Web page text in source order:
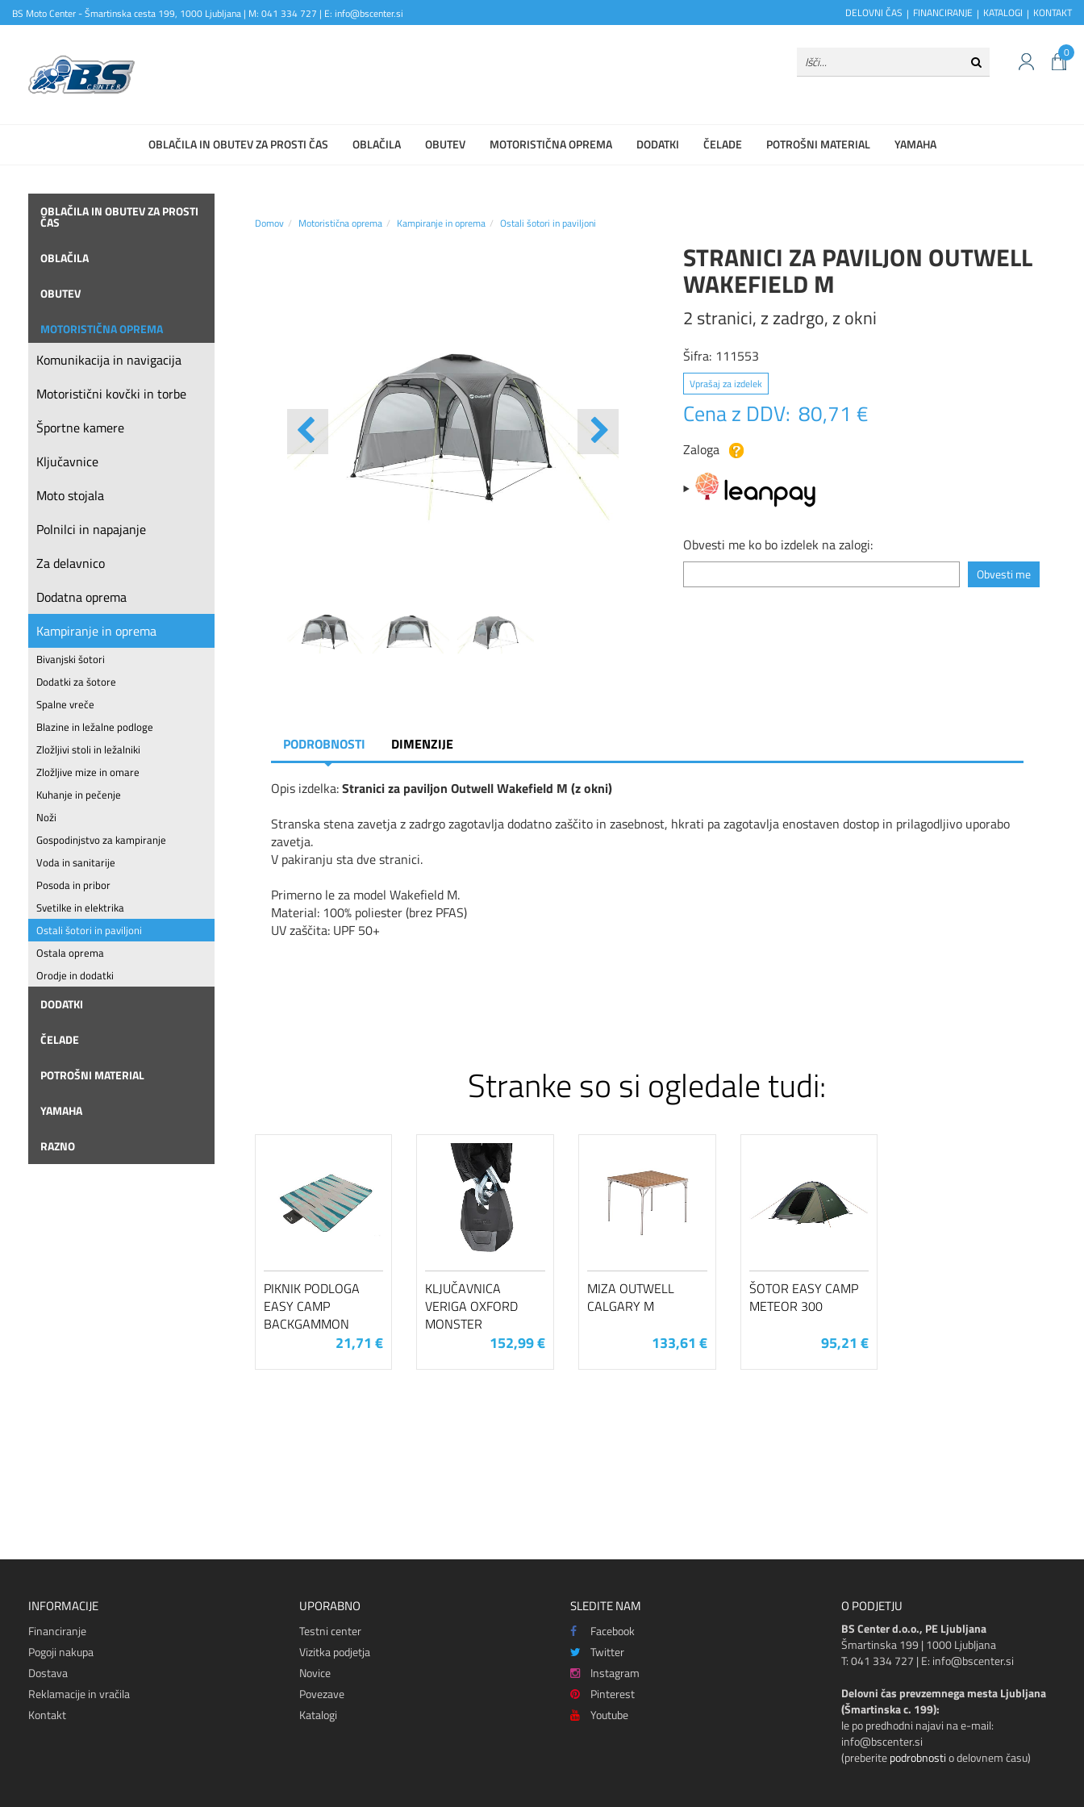
BS Moto Center - Šmartinska cesta 199, 1000 Ljubljana | M: 041 334 727 | E: info@bscenter.si DELOVNI ČAS FINANCIRANJE KATALOGI KONTAKT
0
OBLAČILA IN OBUTEV ZA PROSTI ČAS OBLAČILA OBUTEV MOTORISTIČNA OPREMA DODATKI ČELADE POTROŠNI MATERIAL YAMAHA
OBLAČILA IN OBUTEV ZA PROSTI
ČAS
OBLAČILA
OBUTEV
MOTORISTIČNA OPREMA
Komunikacija in navigacija
Motoristični kovčki in torbe
Športne kamere
Ključavnice
Moto stojala
Polnilci in napajanje
Za delavnico
Dodatna oprema
Kampiranje in oprema
Bivanjski šotori
Dodatki za šotore
Spalne vreče
Blazine in ležalne podloge
Zložljivi stoli in ležalniki
Zložljive mize in omare
Kuhanje in pečenje
Noži
Gospodinjstvo za kampiranje
Voda in sanitarije
Posoda in pribor
Svetilke in elektrika
Ostali šotori in paviljoni
Ostala oprema
Orodje in dodatki
DODATKI
ČELADE
POTROŠNI MATERIAL
YAMAHA
RAZNO
Domov Motoristična oprema Kampiranje in oprema Ostali šotori in paviljoni
STRANICI ZA PAVILJON OUTWELL
WAKEFIELD M
2 stranici, z zadrgo, z okni
Šifra: 111553
Vprašaj za izdelek
Cena z DDV: 80,71 €
Zaloga
Obvesti me ko bo izdelek na zalogi:
PODROBNOSTI DIMENZIJE
Opis izdelka:Stranici za paviljon Outwell Wakefield M (z okni)
Stranska stena zavetja z zadrgo zagotavlja dodatno zaščito in zasebnost, hkrati pa zagotavlja enostaven dostop in prilagodljivo uporabo
zavetja.
V pakiranju sta dve stranici.
Primerno le za model Wakefield M.
Material: 100% poliester (brez PFAS)
UV zaščita: UPF 50+
Stranke so si ogledale tudi:
PIKNIK PODLOGA
EASY CAMP
BACKGAMMON
21,71 €
KLJUČAVNICA
VERIGA OXFORD
MONSTER
152,99 €
MIZA OUTWELL
CALGARY M
133,61 €
ŠOTOR EASY CAMP
METEOR 300
95,21 €
INFORMACIJE
Financiranje
Pogoji nakupa
Dostava
Reklamacije in vračila
Kontakt
UPORABNO
Testni center
Vizitka podjetja
Novice
Povezave
Katalogi
SLEDITE NAM
Facebook
Twitter
Instagram
Pinterest
Youtube
O PODJETJU
BS Center d.o.o., PE Ljubljana
Šmartinska 199 | 1000 Ljubljana
T: 041 334 727 | E: info@bscenter.si
Delovni čas prevzemnega mesta Ljubljana
(Šmartinska c. 199):
le po predhodni najavi na e-mail:
info@bscenter.si
(preberitepodrobnostio delovnem času)